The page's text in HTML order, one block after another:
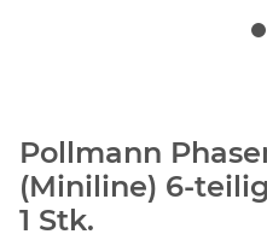
Pollmann
(Miniline) 6-
1 Stk.